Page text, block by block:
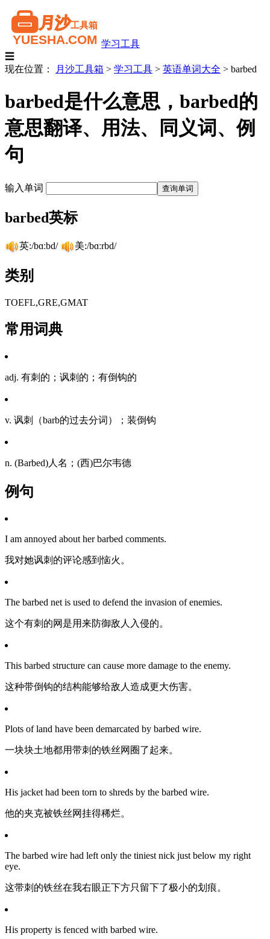
学习工具
☰
现在位置：
月沙工具箱 > 学习工具 > 英语单词大全 > barbed
barbed是什么意思，barbed的
意思翻译、用法、同义词、例
句
输入单词
barbed英标
英:/bɑːbd/ 美:/bɑːrbd/
类别
TOEFL,GRE,GMAT
常用词典
adj. 有刺的；讽刺的；有倒钩的
v. 讽刺（barb的过去分词）；装倒钩
n. (Barbed)人名；(西)巴尔韦德
例句
I am annoyed about her barbed comments.
我对她讽刺的评论感到恼火。
The barbed net is used to defend the invasion of enemies.
这个有刺的网是用来防御敌人入侵的。
This barbed structure can cause more damage to the enemy.
这种带倒钩的结构能够给敌人造成更大伤害。
Plots of land have been demarcated by barbed wire.
一块块土地都用带刺的铁丝网圈了起来。
His jacket had been torn to shreds by the barbed wire.
他的夹克被铁丝网挂得稀烂。
The barbed wire had left only the tiniest nick just below my right
eye.
这带刺的铁丝在我右眼正下方只留下了极小的划痕。
His property is fenced with barbed wire.